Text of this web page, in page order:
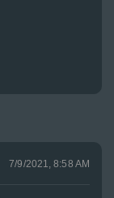
7/9/2021, 8:58 AM